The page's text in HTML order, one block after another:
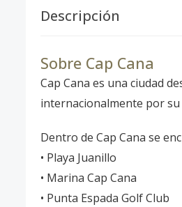
Descripción
Sobre Cap Cana
Cap Cana es una ciudad
internacionalmente por
Dentro de Cap Cana se
• Playa Juanillo
• Marina Cap Cana
• Punta Espada Golf Club